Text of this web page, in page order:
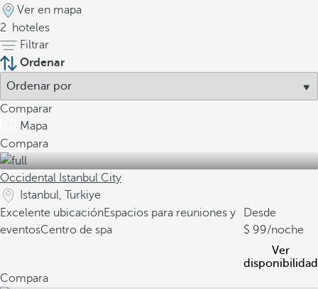
Ver en mapa
2
hoteles
Filtrar
Ordenar
Comparar
Mapa
Compara
Occidental Istanbul City
Istanbul, Turkiye
Excelente ubicaciónEspacios para reuniones y
eventosCentro de spa
Desde
99/noche
Ver
disponibilidad
Compara